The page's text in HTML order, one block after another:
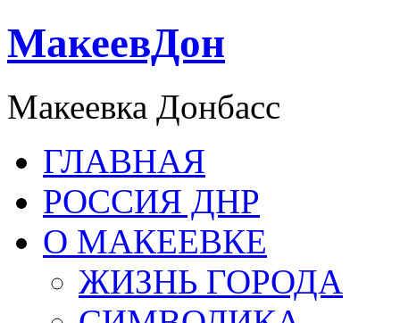
МакеевДон
Макеевка Донбасс
ГЛАВНАЯ
РОССИЯ ДНР
О МАКЕЕВКЕ
ЖИЗНЬ ГОРОДА